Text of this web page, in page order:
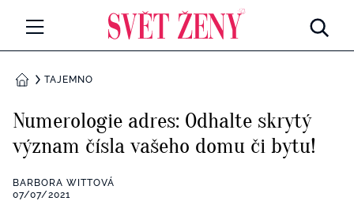
Všechny kategorie
RETROHUBKY
PSYCHOLOGIE
DOMŮTAJEMNO
Numerologie adres: Odhalte skrytý
význam čísla vašeho domu či bytu!
BARBORA WITTOVÁ
07/07/2021